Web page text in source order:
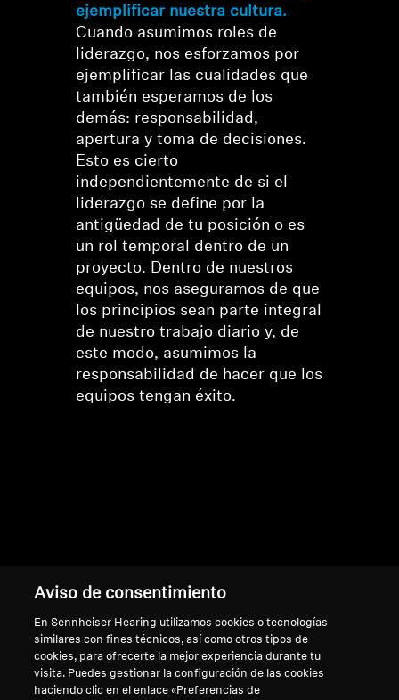
ejemplificar nuestra cultura.
Cuando asumimos roles de
liderazgo, nos esforzamos por
ejemplificar las cualidades que
también esperamos de los
demás: responsabilidad,
apertura y toma de decisiones.
Esto es cierto
independientemente de si el
liderazgo se define por la
antigüedad de tu posición o es
un rol temporal dentro de un
proyecto. Dentro de nuestros
equipos, nos aseguramos de que
los principios sean parte integral
de nuestro trabajo diario y, de
este modo, asumimos la
responsabilidad de hacer que los
equipos tengan éxito.
Asistencia
Aviso legal
Aviso de consentimiento
En Sennheiser Hearing utilizamos cookies o tecnologías
similares con fines técnicos, así como otros tipos de
cookies, para ofrecerte la mejor experiencia durante tu
visita. Puedes gestionar la configuración de las cookies
haciendo clic en el enlace «Preferencias de